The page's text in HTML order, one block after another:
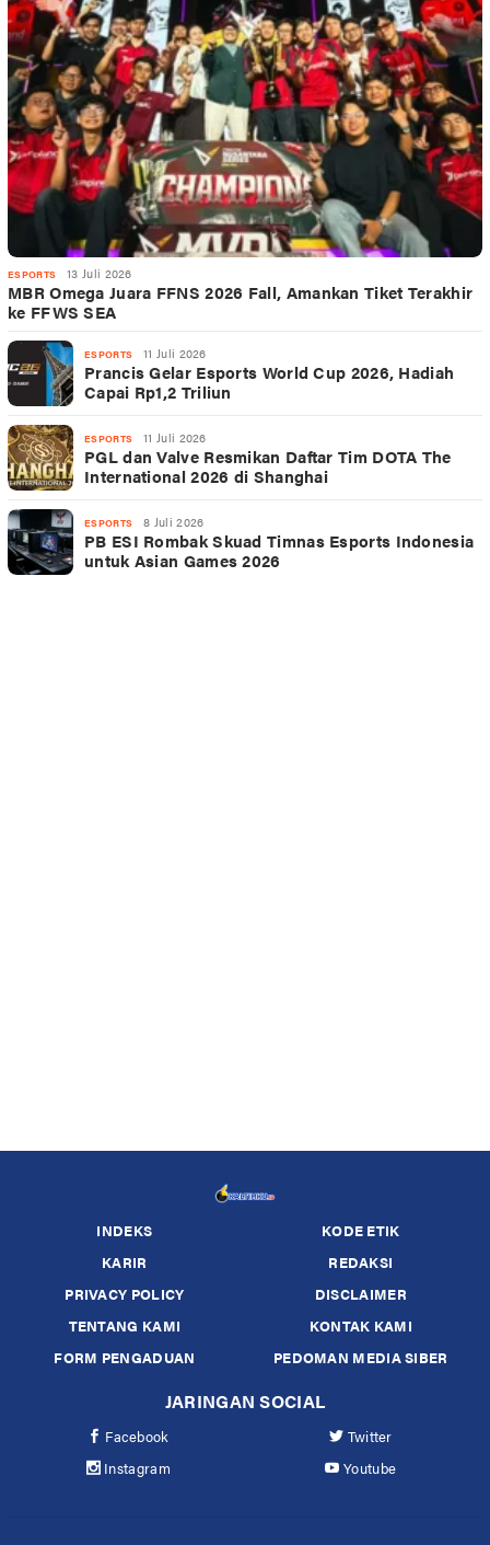
ESPORTS 13 Juli 2026
MBR Omega Juara FFNS 2026 Fall, Amankan Tiket Terakhir
ke FFWS SEA
ESPORTS 11 Juli 2026
Prancis Gelar Esports World Cup 2026, Hadiah
Capai Rp1,2 Triliun
ESPORTS 11 Juli 2026
PGL dan Valve Resmikan Daftar Tim DOTA The
International 2026 di Shanghai
ESPORTS 8 Juli 2026
PB ESI Rombak Skuad Timnas Esports Indonesia
untuk Asian Games 2026
INDEKS
KODE ETIK
KARIR
REDAKSI
PRIVACY POLICY
DISCLAIMER
TENTANG KAMI
KONTAK KAMI
FORM PENGADUAN
PEDOMAN MEDIA SIBER
JARINGAN SOCIAL
Facebook
Twitter
Instagram
Youtube